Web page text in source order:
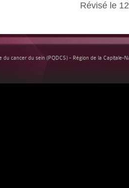
Révisé le
du cancer du sein (PQDCS) - Région de la Capitale-